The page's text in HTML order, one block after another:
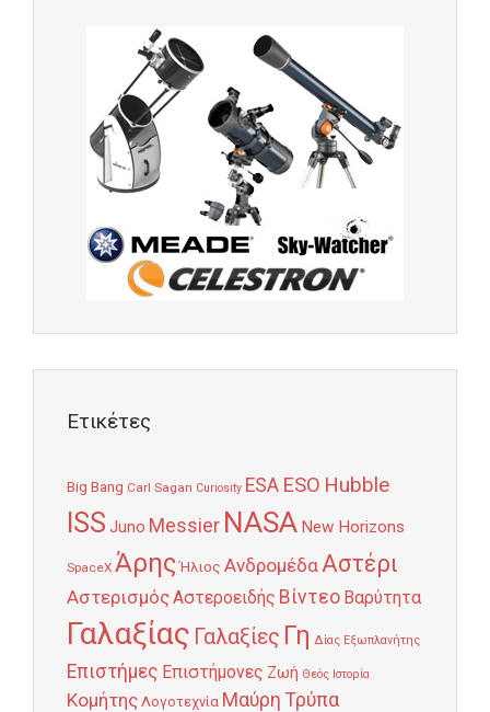
Ετικέτες
Big Bang Carl Sagan Curiosity ESA ESO Hubble
ISS Juno Messier NASA New Horizons
SpaceX Άρης Ήλιος Ανδρομέδα Αστέρι
ΑστερισμόςΑστεροειδής Βίντεο Βαρύτητα
Γαλαξίας Γαλαξίες Γη Δίας Εξωπλανήτης
Επιστήμες Επιστήμονες Ζωή Θεός Ιστορία
Κομήτης Λογοτεχνία Μαύρη Τρύπα